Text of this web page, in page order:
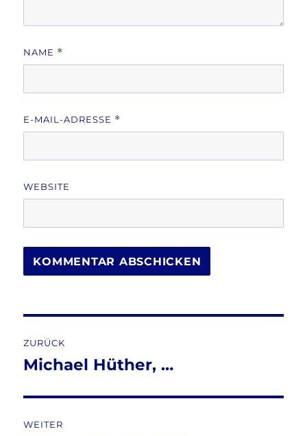
NAME *
E-MAIL-ADRESSE *
WEBSITE
ZURÜCK
Vorheriger
Michael Hüther, …
WEITER